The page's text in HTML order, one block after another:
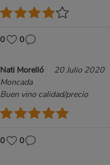
0 0
Nati Morelló
20 Julio 2020
Moncada
Buen vino calidad/precio
0 0